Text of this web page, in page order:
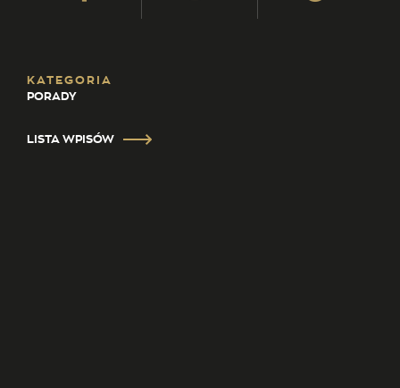
KATEGORIA
PORADY
LISTA WPISÓW